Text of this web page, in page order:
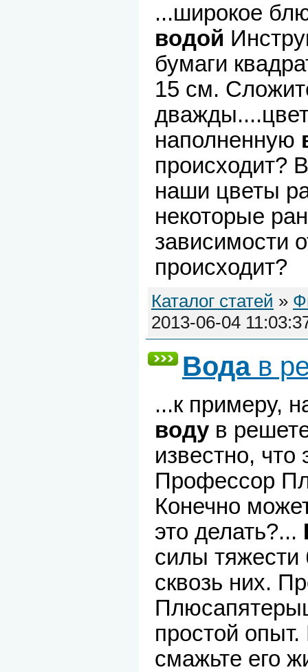
...широкое
водой
бумаги
15 см.
наполненную
происходит?
наши цветы
некоторые
зависимости
происходит?
Каталог статей »
2013-06-04
Водав
...к примеру,
воду в
известно,
Профессор
Конечно
это делать?...
силы тяжести
сквозь них.
простой
смажьте его